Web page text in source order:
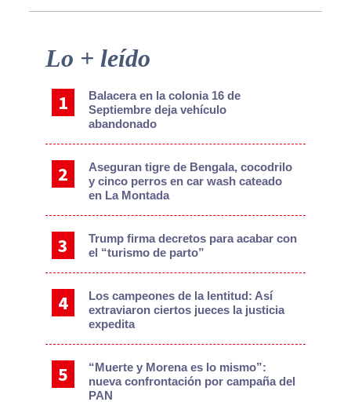
Primary
Lo + leído
Balacera en la colonia 16 de
Septiembre deja vehículo
abandonado
Aseguran tigre de Bengala, cocodrilo
y cinco perros en car wash cateado
en La Montada
Trump firma decretos para acabar con
el “turismo de parto”
Los campeones de la lentitud: Así
extraviaron ciertos jueces la justicia
expedita
“Muerte y Morena es lo mismo”:
nueva confrontación por campaña del
PAN